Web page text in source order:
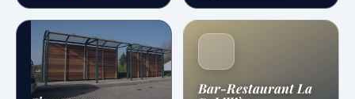
Bar-Restaurant La